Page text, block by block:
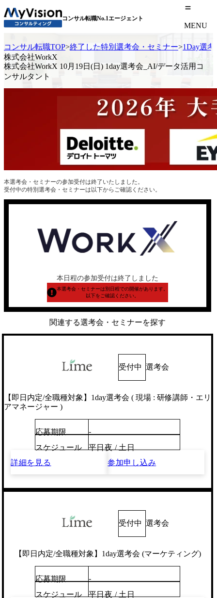
コンサル転職No.1エージェント
MENU
コンサル転職TOP>終了した特別選考会・セミナー>1Day選考
株式会社WorkX
株式会社WorkX 10月19日(日) 1day選考会_AI/データ活用コ
ンサルタント
本選考会・セミナーの参加受付は終了いたしました。
受付中の特別選考会・セミナーは以下からご確認ください。
本日程の参加受付は終了しました
本選考会・セミナーは別日程での開催があります。
以下をご確認ください。
関連する選考会・セミナーを探す
受付中 選考会
【即日内定/全職種対象】1day選考会 ( 現場 : 研修講師・エリ
アマネージャー )
応募期限
-
スケジュール
平日夜 / 土日
詳細を見る
参加申し込み
受付中 選考会
【即日内定/全職種対象】1day選考会 (マーケティング)
応募期限
-
スケジュール
平日夜 / 土日